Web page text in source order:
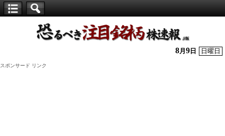
株】
8月 9 日 日曜日
スポンサード リンク